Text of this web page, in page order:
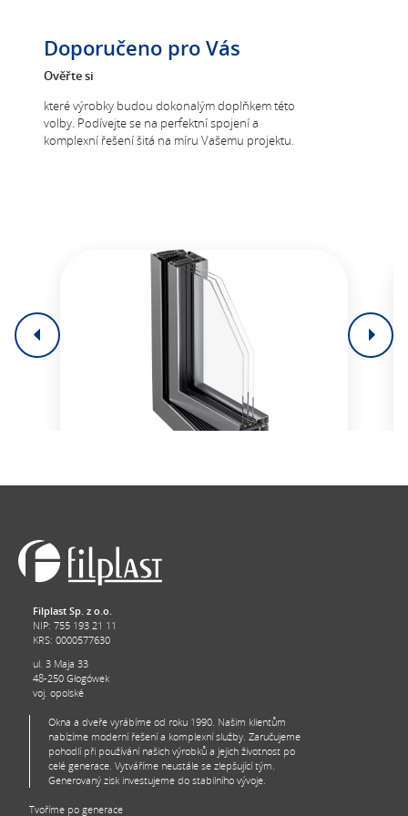
Doporučeno pro Vás
Ověřte si
které výrobky budou dokonalým doplňkem této
volby. Podívejte se na perfektní spojení a
komplexní řešení šitá na míru Vašemu projektu.
AluStar 104
poryvům větru - až 200 km/h. Ideální pro
energeticky úsporné a dokonce i pasivní
domy - tento systém je certifikován
Filplast Sp. z o.o.
NIP: 755 193 21 11
KRS: 0000577630
ul. 3 Maja 33
48-250 Głogówek
voj. opolské
Okna a dveře vyrábíme od roku 1990. Našim klientům
nabízíme moderní řešení a komplexní služby. Zaručujeme
pohodlí při používání našich výrobků a jejich životnost po
celé generace. Vytváříme neustále se zlepšující tým.
Generovaný zisk investujeme do stabilního vývoje.
Tvoříme po generace